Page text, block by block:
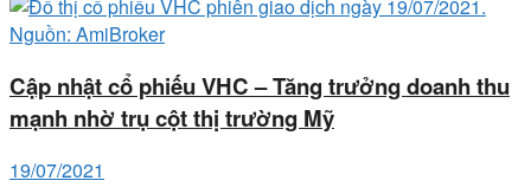
Cập nhật cổ phiếu VHC – Tăng trưởng doanh thu
mạnh nhờ trụ cột thị trường Mỹ
19/07/2021